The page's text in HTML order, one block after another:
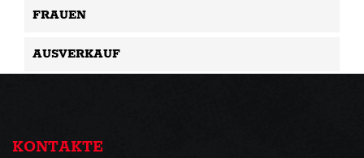
FRAUEN
AUSVERKAUF
KONTAKTE